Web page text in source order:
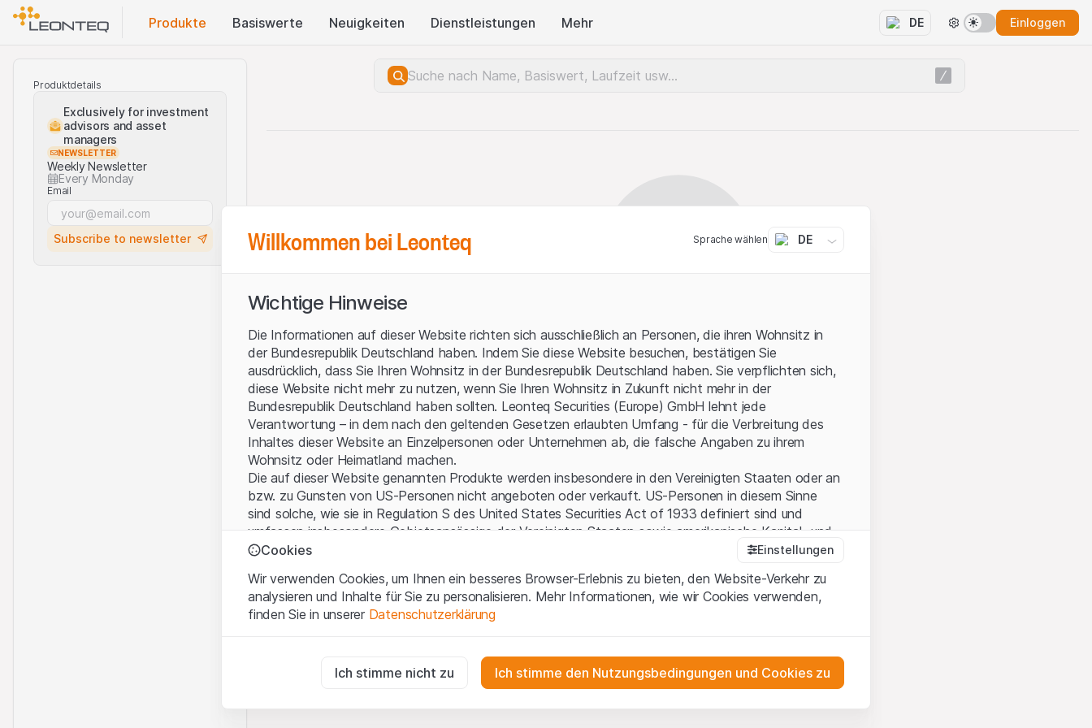
Produkte Basis​werte Neuigkeiten Dienstleistungen Mehr DE Einloggen
Produktdetails
Exclusively for investment
advisors and asset
managers
NEWSLETTER
Weekly Newsletter
Every Monday
Email
Subscribe to newsletter
Serverfehler.
Willkommen bei Leonteq Sprache wählen DE
Wichtige Hinweise
Die Informationen auf dieser Website richten sich ausschließlich an Personen, die ihren Wohnsitz in
der Bundesrepublik Deutschland haben. Indem Sie diese Website besuchen, bestätigen Sie
ausdrücklich, dass Sie Ihren Wohnsitz in der Bundesrepublik Deutschland haben. Sie verpflichten sich,
diese Website nicht mehr zu nutzen, wenn Sie Ihren Wohnsitz in Zukunft nicht mehr in der
Bundesrepublik Deutschland haben sollten. Leonteq Securities (Europe) GmbH lehnt jede
Verantwortung – in dem nach den geltenden Gesetzen erlaubten Umfang - für die Verbreitung des
Inhaltes dieser Website an Einzelpersonen oder Unternehmen ab, die falsche Angaben zu ihrem
Wohnsitz oder Heimatland machen.
Die auf dieser Website genannten Produkte werden insbesondere in den Vereinigten Staaten oder an
bzw. zu Gunsten von US-Personen nicht angeboten oder verkauft. US-Personen in diesem Sinne
sind solche, wie sie in Regulation S des United States Securities Act of 1933 definiert sind und
umfassen insbesondere Gebietsansässige der Vereinigten Staaten sowie amerikanische Kapital- und
Personen-gesellschaften.
Nutzungsbedingungen und rechtliche Informationen
Mit dem Zugriff auf diese Website erklären Sie, dass Sie die rechtlichen Informationen und die
wichtigen Hinweise und Nutzungsbedingungen verstanden haben und akzeptieren. Wenn Sie mit den
Kein Angebot, keine Aufforderung zum Kauf
Die auf der Website enthaltenen oder beschriebenen Informationen, Produkte, Daten,
Dienstleistungen, Tools und Unterlagen („Inhalte der Website“) dienen ausschließlich
Cookies Einstellungen
Wir verwenden Cookies, um Ihnen ein besseres Browser-Erlebnis zu bieten, den Website-Verkehr zu
analysieren und Inhalte für Sie zu personalisieren. Mehr Informationen, wie wir Cookies verwenden,
finden Sie in unserer Datenschutzerklärung
Diese Cookies sind für die Website erforderlich und können nicht deaktiviert werden.
Ich stimme nicht zu Ich stimme den Nutzungsbedingungen und Cookies zu